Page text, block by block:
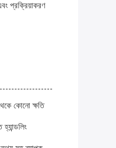
প্রক্রিয়াকরণ
কোনো ক্ষতি